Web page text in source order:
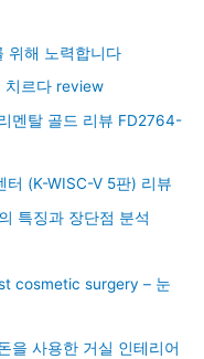
위해 노력합니다
치르다 review
멘탈 골드 리뷰 FD2764-
(K-WISC-V 5판) 리뷰
특징과 장단점 분석
cosmetic surgery – 눈
을 사용한 거실 인테리어